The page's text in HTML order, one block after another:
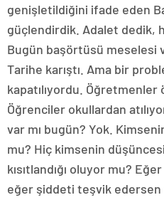
genişletildiğini ifade eden
güçlendirdik. Adalet dedik,
Bugün başörtüsü meselesi
Tarihe karıştı. Ama bir
kapatılıyordu. Öğretmenler
Öğrenciler okullardan
var mı bugün? Yok.
mu? Hiç kimsenin
kısıtlandığı oluyor mu?
eğer şiddeti teşvik edersen